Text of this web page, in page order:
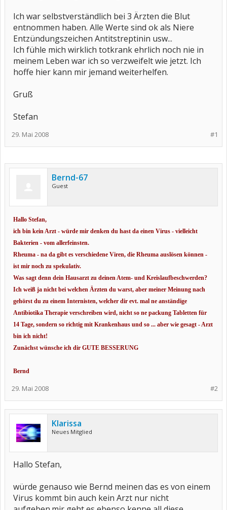
Ich war selbstverständlich bei 3 Ärzten die Blut
entnommen haben. Alle Werte sind ok als Niere
Entzündungszeichen Antitstreptinin usw...
Ich fühle mich wirklich totkrank ehrlich noch nie in
meinem Leben war ich so verzweifelt wie jetzt. Ich
hoffe hier kann mir jemand weiterhelfen.
Gruß
Stefan
#1
29. Mai 2008
Bernd-67
Guest
Hallo Stefan,
ich bin kein Arzt - würde mir denken du hast da einen Virus - vielleicht
Bakterien - vom allerfeinsten.
Rheuma - na da gibt es verschiedene Viren, die Rheuma auslösen können -
ist mir noch zu spekulativ.
Was sagt denn dein Hausarzt zu deinen Atem- und Kreislaufbeschwerden?
Ich weiß ja nicht bei welchen Ärzten du warst, aber meiner Meinung nach
gehörst du zu einem Internisten, welcher dir evt. mal ne anständige
Antibiotika Therapie verschreiben wird, nicht so ne packung Tabletten für
14 Tage, sondern so richtig mit Krankenhaus und so ... aber wie gesagt - Arzt
bin ich nicht!
Zunächst wünsche ich dir GUTE BESSERUNG
Bernd
#2
29. Mai 2008
Klarissa
Neues Mitglied
Hallo Stefan,
würde genauso wie Bernd meinen das es von einem
Virus kommt bin auch kein Arzt nur nicht